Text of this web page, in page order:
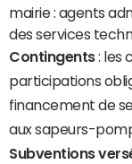
mairie : agents
des services
Contingents: les
participations
financement de
aux sapeurs-
Subventions